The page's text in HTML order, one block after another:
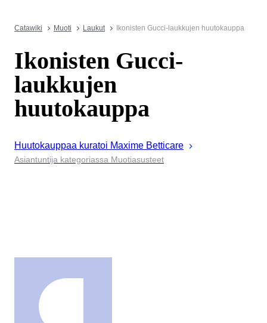
Catawiki Muoti Laukut Ikonisten Gucci-laukkujen huutokauppa
Ikonisten Gucci-
laukkujen
huutokauppa
Huutokauppaa kuratoi Maxime Betticare
Asiantuntija kategoriassa Muotiasusteet